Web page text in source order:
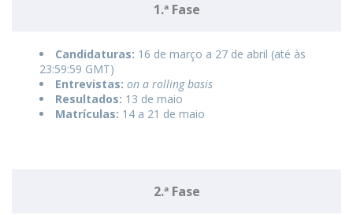
1.ª Fase
Candidaturas: 16 de março a 27 de abril (até às
23:59:59 GMT)
Entrevistas: on a rolling basis
Resultados: 13 de maio
Matrículas: 14 a 21 de maio
2.ª Fase